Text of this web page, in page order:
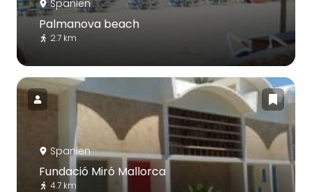
Spanien
Palmanova beach
2.7 km
Spanien
Fundació Miró Mallorca
4.7 km